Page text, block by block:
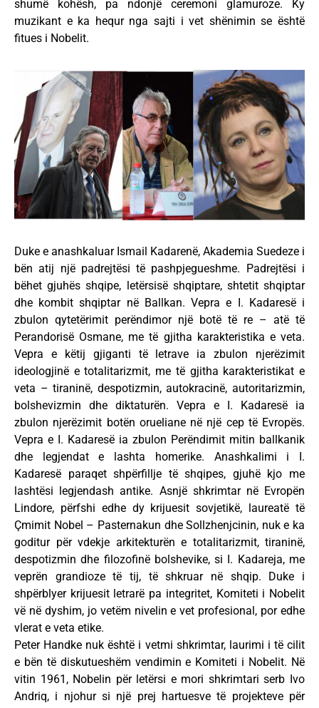
shumë kohësh, pa ndonjë ceremoni glamuroze. Ky
muzikant e ka hequr nga sajti i vet shënimin se është
fitues i Nobelit.
Duke e anashkaluar Ismail Kadarenë, Akademia Suedeze i
bën atij një padrejtësi të pashpjegueshme. Padrejtësi i
bëhet gjuhës shqipe, letërsisë shqiptare, shtetit shqiptar
dhe kombit shqiptar në Ballkan. Vepra e I. Kadaresë i
zbulon qytetërimit perëndimor një botë të re – atë të
Perandorisë Osmane, me të gjitha karakteristika e veta.
Vepra e këtij gjiganti të letrave ia zbulon njerëzimit
ideologjinë e totalitarizmit, me të gjitha karakteristikat e
veta – tiraninë, despotizmin, autokracinë, autoritarizmin,
bolshevizmin dhe diktaturën. Vepra e I. Kadaresë ia
zbulon njerëzimit botën orueliane në një cep të Evropës.
Vepra e I. Kadaresë ia zbulon Perëndimit mitin ballkanik
dhe legjendat e lashta homerike. Anashkalimi i I.
Kadaresë paraqet shpërfillje të shqipes, gjuhë kjo me
lashtësi legjendash antike. Asnjë shkrimtar në Evropën
Lindore, përfshi edhe dy krijuesit sovjetikë, laureatë të
Çmimit Nobel – Pasternakun dhe Sollzhenjcinin, nuk e ka
goditur për vdekje arkitekturën e totalitarizmit, tiraninë,
despotizmin dhe filozofinë bolshevike, si I. Kadareja, me
veprën grandioze të tij, të shkruar në shqip. Duke i
shpërblyer krijuesit letrarë pa integritet, Komiteti i Nobelit
vë në dyshim, jo vetëm nivelin e vet profesional, por edhe
vlerat e veta etike.
Peter Handke nuk është i vetmi shkrimtar, laurimi i të cilit
e bën të diskutueshëm vendimin e Komiteti i Nobelit. Në
vitin 1961, Nobelin për letërsi e mori shkrimtari serb Ivo
Andriq, i njohur si një prej hartuesve të projekteve për